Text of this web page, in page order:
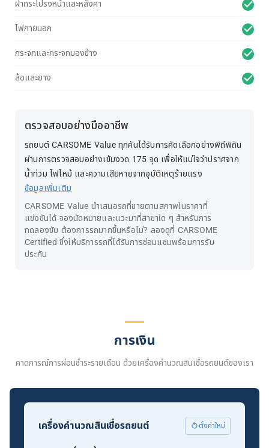
ฝากระโปรงหน้าและหลังคา
ไฟภายนอก
กระจกและกระจกมองข้าง
ล้อและยาง
ตรวจสอบอย่างมืออาชีพ
รถยนต์ CARSOME Value ทุกคันได้รับการคัดเลือกอย่างพิถีพิถัน
ผ่านการตรวจสอบอย่างเข้มงวด 175 จุด เพื่อให้แน่ใจว่าปราศจาก
น้ำท่วม ไฟไหม้ และความเสียหายจากอุบัติเหตุร้ายแรง
ข้อมูลเพิ่มเติม
CARSOME Value นำเสนอรถที่ขายตามสภาพในราคาที่
แข่งขันได้ จองนัดหมายและแวะมาที่สาขาใด ๆ สำหรับการ
ทดลองขับ ต้องการรถมากขึ้นหรือไม่? ลองดูที่ CARSOME
Certified ซึ่งให้บริการรถที่ได้รับการซ่อมแซมพร้อมการรับ
ประกัน
การเงิน
คาดการณ์การผ่อนชำระรายเดือน ด้วยเครื่องคำนวณสินเชื่อรถยนต์ของเรา
เครื่องคำนวณสินเชื่อรถยนต์ ตั้งค่าใหม่